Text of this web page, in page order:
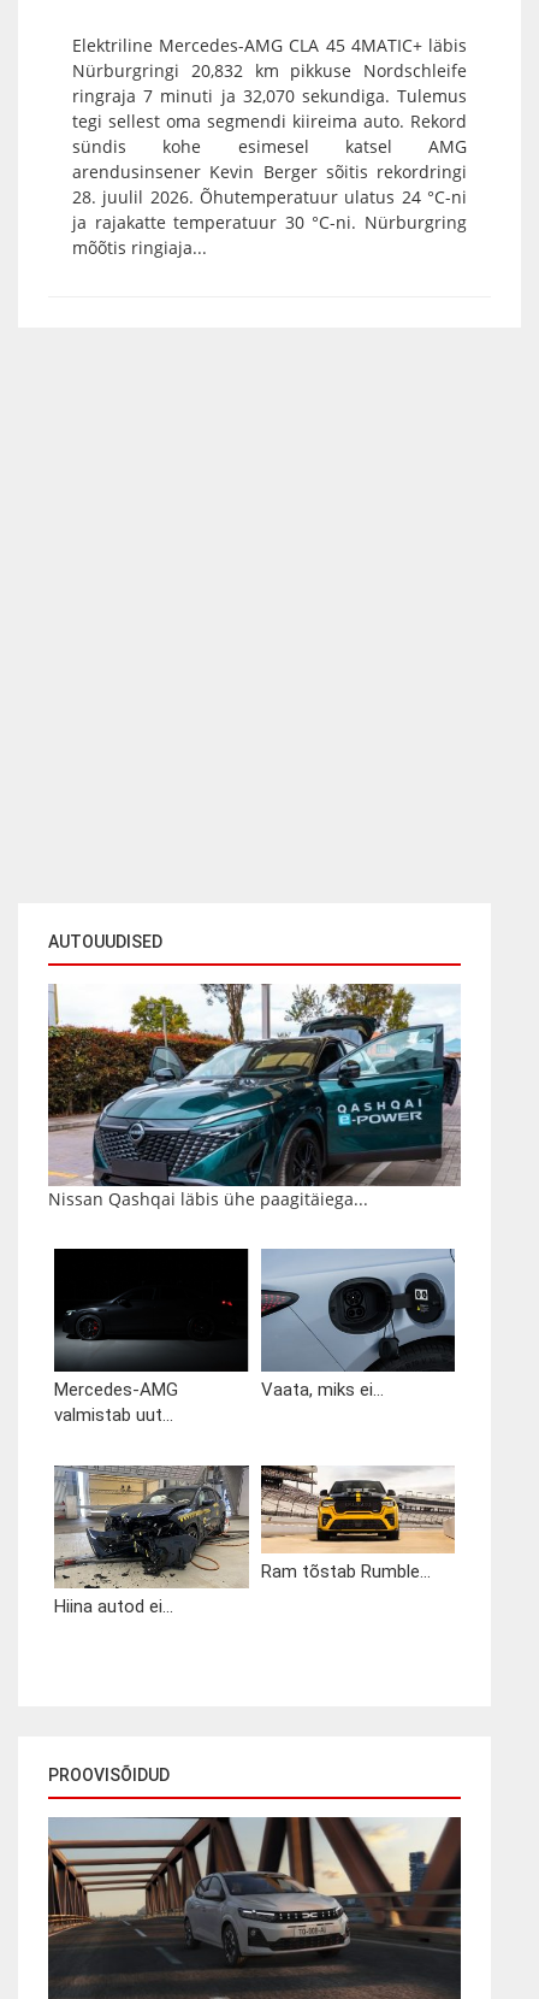
AUTOUUDISED
Nissan Qashqai läbis ühe paagitäiega...
Mercedes-AMG
valmistab uut...
Vaata, miks ei...
Hiina autod ei...
Ram tõstab Rumble...
PROOVISÕIDUD
Elektriline Mercedes-AMG CLA 45 4MATIC+ läbis
Nürburgringi 20,832 km pikkuse Nordschleife
ringraja 7 minuti ja 32,070 sekundiga. Tulemus
tegi sellest oma segmendi kiireima auto. Rekord
sündis kohe esimesel katsel AMG
arendusinsener Kevin Berger sõitis rekordringi
28. juulil 2026. Õhutemperatuur ulatus 24 °C-ni
ja rajakatte temperatuur 30 °C-ni. Nürburgring
mõõtis ringiaja...